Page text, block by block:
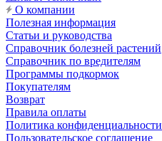
О компании
Полезная информация
Статьи и руководства
Справочник болезней растений
Справочник по вредителям
Программы подкормок
Покупателям
Возврат
Правила оплаты
Политика конфиденциальности
Пользовательское соглашение